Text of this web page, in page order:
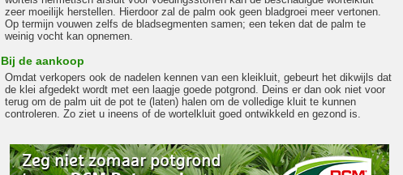
zeer moeilijk herstellen. Hierdoor zal de palm ook geen bladgroei meer vertonen.
Op termijn vouwen zelfs de bladsegmenten samen; een teken dat de palm te
weinig vocht kan opnemen.
Bij de aankoop
Omdat verkopers ook de nadelen kennen van een kleikluit, gebeurt het dikwijls dat
de klei afgedekt wordt met een laagje goede potgrond. Deins er dan ook niet voor
terug om de palm uit de pot te (laten) halen om de volledige kluit te kunnen
controleren. Zo ziet u ineens of de wortelkluit goed ontwikkeld en gezond is.